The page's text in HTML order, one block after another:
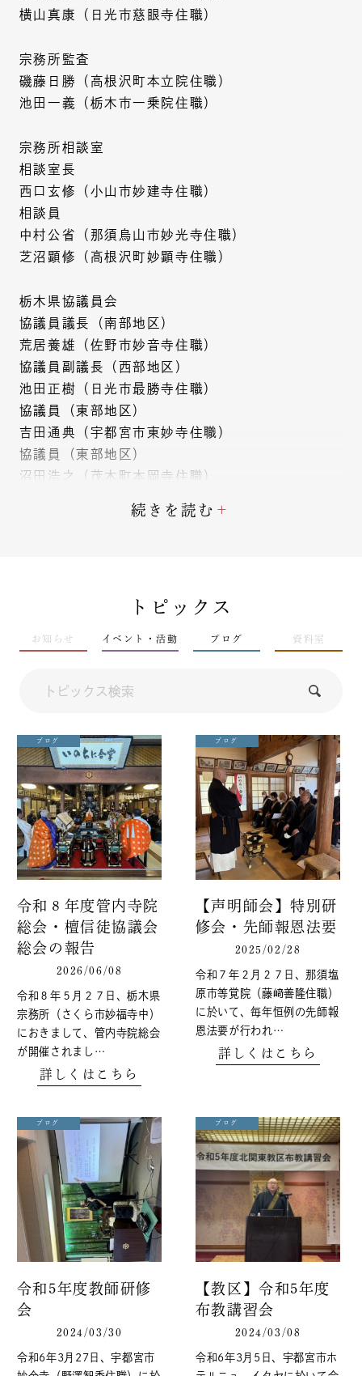
横山真康（日光市慈眼寺住職）
宗務所監査
磯藤日勝（高根沢町本立院住職）
池田一義（栃木市一乗院住職）
宗務所相談室
相談室長
西口玄修（小山市妙建寺住職）
相談員
中村公省（那須烏山市妙光寺住職）
芝沼顕修（高根沢町妙顕寺住職）
栃木県協議員会
協議員議長（南部地区）
荒居養雄（佐野市妙音寺住職）
協議員副議長（西部地区）
池田正樹（日光市最勝寺住職）
協議員（東部地区）
吉田通典（宇都宮市東妙寺住職）
協議員（東部地区）
沼田浩之（茂木町本岡寺住職）
佐山泰典（小山市妙典寺住職）
篠原正文（矢板市日現寺住職）
第１３区（栃木県・茨城県）選出宗会議員
布教師会
野澤智秀（宇都宮市妙金寺住職）
修法師会
大森映孝（高根沢町妙福寺住職）
声明師会
藤﨑善隆（那須塩原市等覚院住職）
社会教化事業協会
霊断師会
篠原正文（矢板市日現寺住職）
青年会
貴家理允（佐野市妙音寺副住職）
災害対策支部
支部長 野澤壯監（さくら市妙福寺住職）
副支部長 野澤智秀（宇都宮市妙金寺住職)
副支部長 近澤岳生（栃木市妙唱寺住職）
（令和８年５月１８日現在）
続きを読む
トピックス
お知らせ イベント・活動 ブログ 資料室
ブログ
令和８年度管内寺院
総会・檀信徒協議会
総会の報告
2026/06/08
令和８年５月２７日、栃木県
宗務所（さくら市妙福寺中）
におきまして、管内寺院総会
が開催されまし…
詳しくはこちら
ブログ
【声明師会】特別研
修会・先師報恩法要
2025/02/28
令和７年２月２７日、那須塩
原市等覚院（藤﨑善隆住職）
に於いて、毎年恒例の先師報
恩法要が行われ…
詳しくはこちら
ブログ
令和5年度教師研修
会
2024/03/30
令和6年3月27日、宇都宮市
ブログ
【教区】令和5年度
布教講習会
2024/03/08
令和6年3月5日、宇都宮市ホ